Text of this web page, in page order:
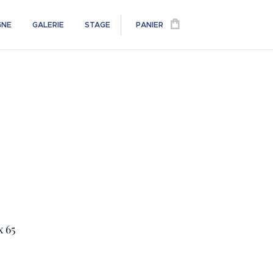
GALERIE STAGE PANIER
65